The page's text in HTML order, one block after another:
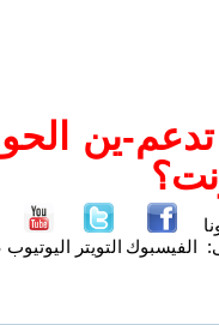
ين
الفيسبوك التويتر اليوتيوب